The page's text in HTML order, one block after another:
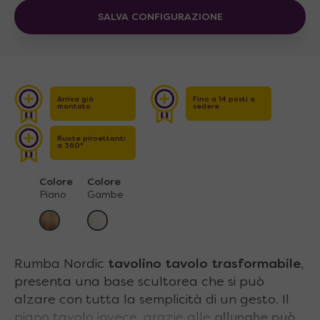
SALVA CONFIGURAZIONE
Arriva già
montato
Fino a 14 posti a
sedere
Ruote piroettanti
a 360°
Colore
Piano
Colore
Gambe
Rumba Nordic tavolino tavolo trasformabile,
presenta una base scultorea che si può
alzare con tutta la semplicità di un gesto. Il